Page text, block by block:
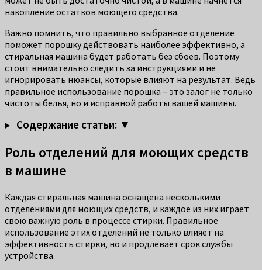
накопление остатков моющего средства.
Важно помнить, что правильно выбранное отделение
поможет порошку действовать наиболее эффективно, а
стиральная машина будет работать без сбоев. Поэтому
стоит внимательно следить за инструкциями и не
игнорировать нюансы, которые влияют на результат. Ведь
правильное использование порошка – это залог не только
чистоты белья, но и исправной работы вашей машины.
Содержание статьи: ▼
Роль отделений для моющих средств
в машине
Каждая стиральная машина оснащена несколькими
отделениями для моющих средств, и каждое из них играет
свою важную роль в процессе стирки. Правильное
использование этих отделений не только влияет на
эффективность стирки, но и продлевает срок службы
устройства.